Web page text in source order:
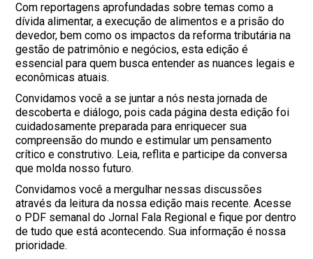
Com reportagens aprofundadas sobre temas como a
dívida alimentar, a execução de alimentos e a prisão do
devedor, bem como os impactos da reforma tributária na
gestão de patrimônio e negócios, esta edição é
essencial para quem busca entender as nuances legais e
econômicas atuais.
Convidamos você a se juntar a nós nesta jornada de
descoberta e diálogo, pois cada página desta edição foi
cuidadosamente preparada para enriquecer sua
compreensão do mundo e estimular um pensamento
crítico e construtivo. Leia, reflita e participe da conversa
que molda nosso futuro.
Convidamos você a mergulhar nessas discussões
através da leitura da nossa edição mais recente. Acesse
o PDF semanal do Jornal Fala Regional e fique por dentro
de tudo que está acontecendo. Sua informação é nossa
prioridade.